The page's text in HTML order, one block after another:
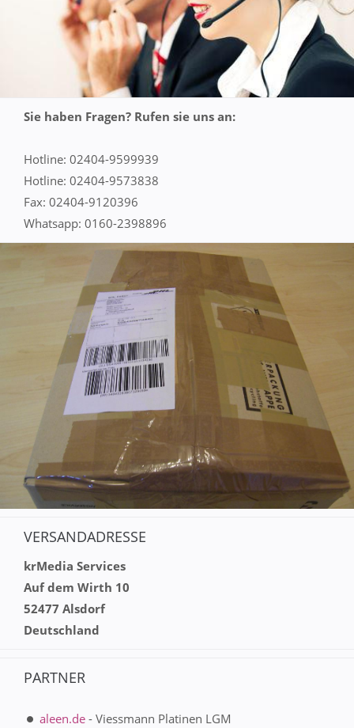
Sie haben Fragen? Rufen sie uns an:
Hotline: 02404-9599939
Hotline: 02404-9573838
Fax: 02404-9120396
Whatsapp: 0160-2398896
VERSANDADRESSE
krMedia Services
Auf dem Wirth 10
52477 Alsdorf
Deutschland
PARTNER
aleen.de - Viessmann Platinen LGM